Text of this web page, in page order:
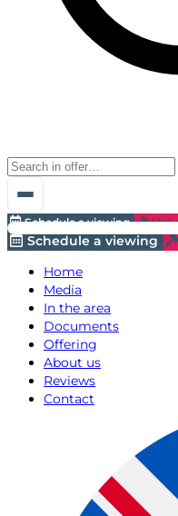
Schedule a viewing
Schedule a viewing
Home
Media
In the area
Documents
Offering
About us
Reviews
Contact